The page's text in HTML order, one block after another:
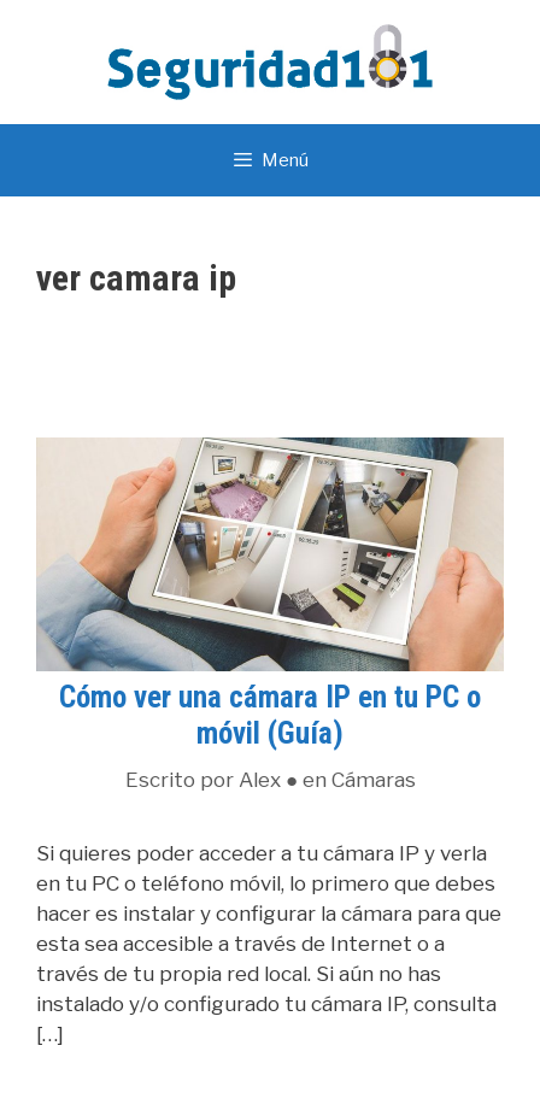
Menú
ver camara ip
Cómo ver una cámara IP en tu PC o
móvil (Guía)
Escrito por Alex● en Cámaras
Si quieres poder acceder a tu cámara IP y verla
en tu PC o teléfono móvil, lo primero que debes
hacer es instalar y configurar la cámara para que
esta sea accesible a través de Internet o a
través de tu propia red local. Si aún no has
instalado y/o configurado tu cámara IP, consulta
[…]